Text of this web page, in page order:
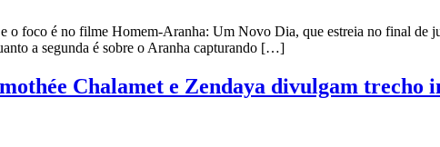
o foco é no filme Homem-Aranha: Um Novo Dia, que estreia no final de
a segunda é sobre o Aranha capturando […]
Chalamet e Zendaya divulgam trecho